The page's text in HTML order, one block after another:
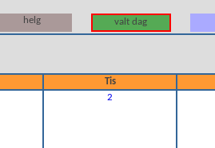
helg valt dag
Tis
2